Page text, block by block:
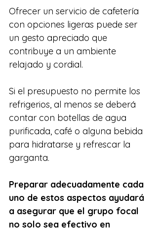
Ofrecer un servicio de cafetería
con opciones ligeras puede ser
un gesto apreciado que
contribuye a un ambiente
relajado y cordial.
Si el presupuesto no permite los
refrigerios, al menos se deberá
contar con botellas de agua
purificada, café o alguna bebida
para hidratarse y refrescar la
garganta.
Preparar adecuadamente cada
uno de estos aspectos ayudará
a asegurar que el grupo focal
no solo sea efectivo en